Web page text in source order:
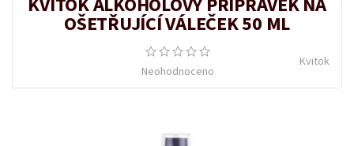
OŠETŘUJÍCÍ VÁLEČEK 50 ML
Neohodnoceno
Kvitok